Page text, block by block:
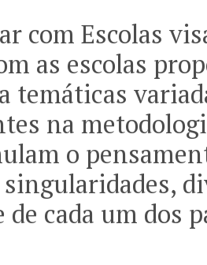
com Escolas
as escolas
temáticas
na
o
de cada um dos